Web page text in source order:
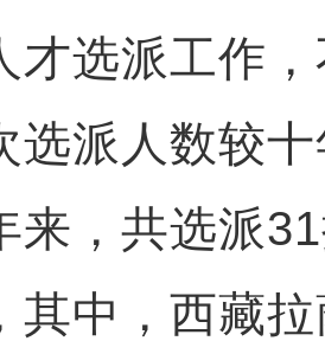
才选派工作
选派人数较
来，共选派
其中，西藏